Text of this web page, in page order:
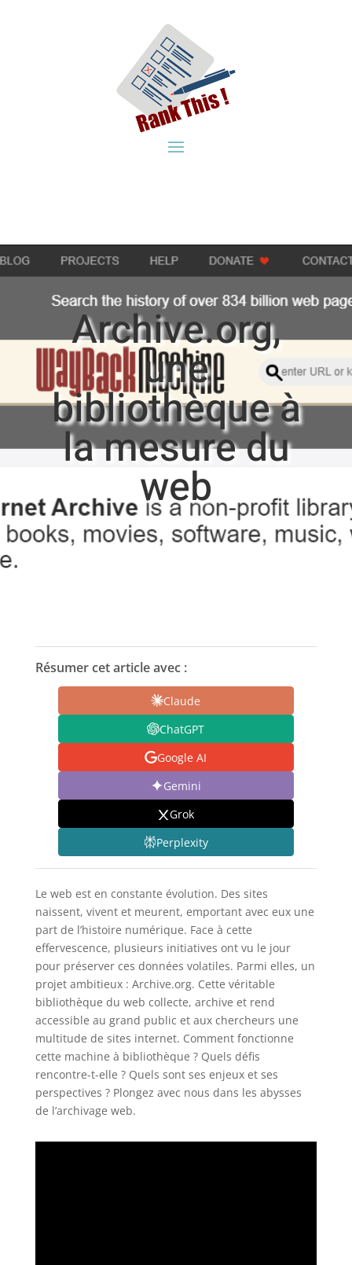
Archive.org,
une
bibliothèque à
la mesure du
web
Résumer cet article avec :
Claude
ChatGPT
Google AI
Gemini
Grok
Perplexity
Le web est en constante évolution. Des sites
naissent, vivent et meurent, emportant avec eux une
part de l’histoire numérique. Face à cette
effervescence, plusieurs initiatives ont vu le jour
pour préserver ces données volatiles. Parmi elles, un
projet ambitieux : Archive.org. Cette véritable
bibliothèque du web collecte, archive et rend
accessible au grand public et aux chercheurs une
multitude de sites internet. Comment fonctionne
cette machine à bibliothèque ? Quels défis
rencontre-t-elle ? Quels sont ses enjeux et ses
perspectives ? Plongez avec nous dans les abysses
de l’archivage web.